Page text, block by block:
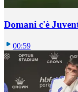
Domani c'è
00:59